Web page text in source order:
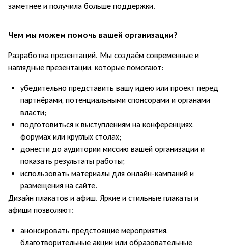
заметнее и получила больше поддержки.
Чем мы можем помочь вашей организации?
Разработка презентаций. Мы создаём современные и
наглядные презентации, которые помогают:
убедительно представить вашу идею или проект перед
партнёрами, потенциальными спонсорами и органами
власти;
подготовиться к выступлениям на конференциях,
форумах или круглых столах;
донести до аудитории миссию вашей организации и
показать результаты работы;
использовать материалы для онлайн-кампаний и
размещения на сайте.
Дизайн плакатов и афиш. Яркие и стильные плакаты и
афиши позволяют:
анонсировать предстоящие мероприятия,
благотворительные акции или образовательные